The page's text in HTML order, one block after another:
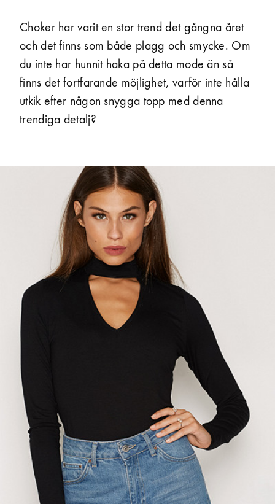
Choker har varit en stor trend det gångna året
och det finns som både plagg och smycke. Om
du inte har hunnit haka på detta mode än så
finns det fortfarande möjlighet, varför inte hålla
utkik efter någon snygga topp med denna
trendiga detalj?